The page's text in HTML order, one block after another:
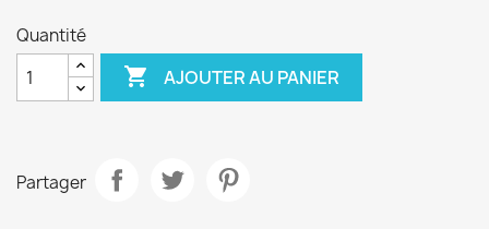
Quantité
 AJOUTER AU PANIER
Partager